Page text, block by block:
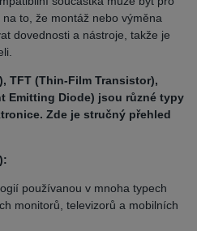
to, že montáž nebo výměna
dovednosti a nástroje, takže je
TFT (Thin-Film Transistor),
Emitting Diode) jsou různé typy
Zde je stručný přehled
používanou v mnoha typech
monitorů, televizorů a mobilních